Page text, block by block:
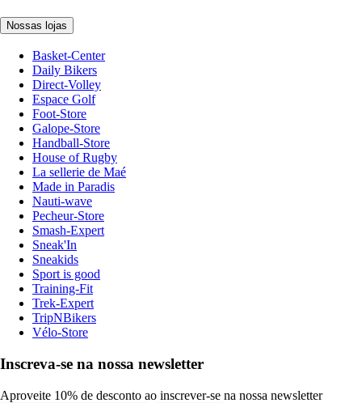
Nossas lojas
Basket-Center
Daily Bikers
Direct-Volley
Espace Golf
Foot-Store
Galope-Store
Handball-Store
House of Rugby
La sellerie de Maé
Made in Paradis
Nauti-wave
Pecheur-Store
Smash-Expert
Sneak'In
Sneakids
Sport is good
Training-Fit
Trek-Expert
TripNBikers
Vélo-Store
Inscreva-se na nossa newsletter
Aproveite 10% de desconto ao inscrever-se na nossa newsletter